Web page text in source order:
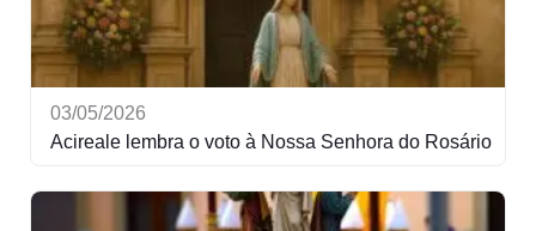
03/05/2026
Acireale lembra o voto à Nossa Senhora do Rosário